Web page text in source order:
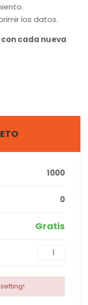
los datos.
cada nueva
1000
0
Gratis